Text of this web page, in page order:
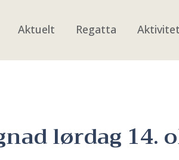
Aktuelt Regatta
lørdag 14.